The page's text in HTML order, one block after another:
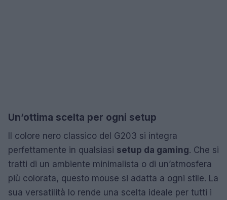
Un’ottima scelta per ogni setup
Il colore nero classico del G203 si integra
perfettamente in qualsiasi setup da gaming. Che si
tratti di un ambiente minimalista o di un’atmosfera
più colorata, questo mouse si adatta a ogni stile. La
sua versatilità lo rende una scelta ideale per tutti i